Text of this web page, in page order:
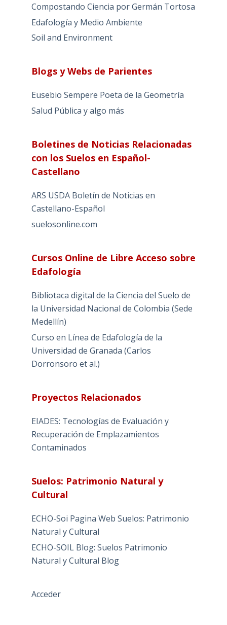
Compostando Ciencia por Germán Tortosa
Edafología y Medio Ambiente
Soil and Environment
Blogs y Webs de Parientes
Eusebio Sempere Poeta de la Geometría
Salud Pública y algo más
Boletines de Noticias Relacionadas
con los Suelos en Español-
Castellano
ARS USDA Boletín de Noticias en
Castellano-Español
suelosonline.com
Cursos Online de Libre Acceso sobre
Edafología
Bibliotaca digital de la Ciencia del Suelo de
la Universidad Nacional de Colombia (Sede
Medellín)
Curso en Línea de Edafología de la
Universidad de Granada (Carlos
Dorronsoro et al.)
Proyectos Relacionados
EIADES: Tecnologías de Evaluación y
Recuperación de Emplazamientos
Contaminados
Suelos: Patrimonio Natural y
Cultural
ECHO-Soi Pagina Web Suelos: Patrimonio
Natural y Cultural
ECHO-SOIL Blog: Suelos Patrimonio
Natural y Cultural Blog
Acceder